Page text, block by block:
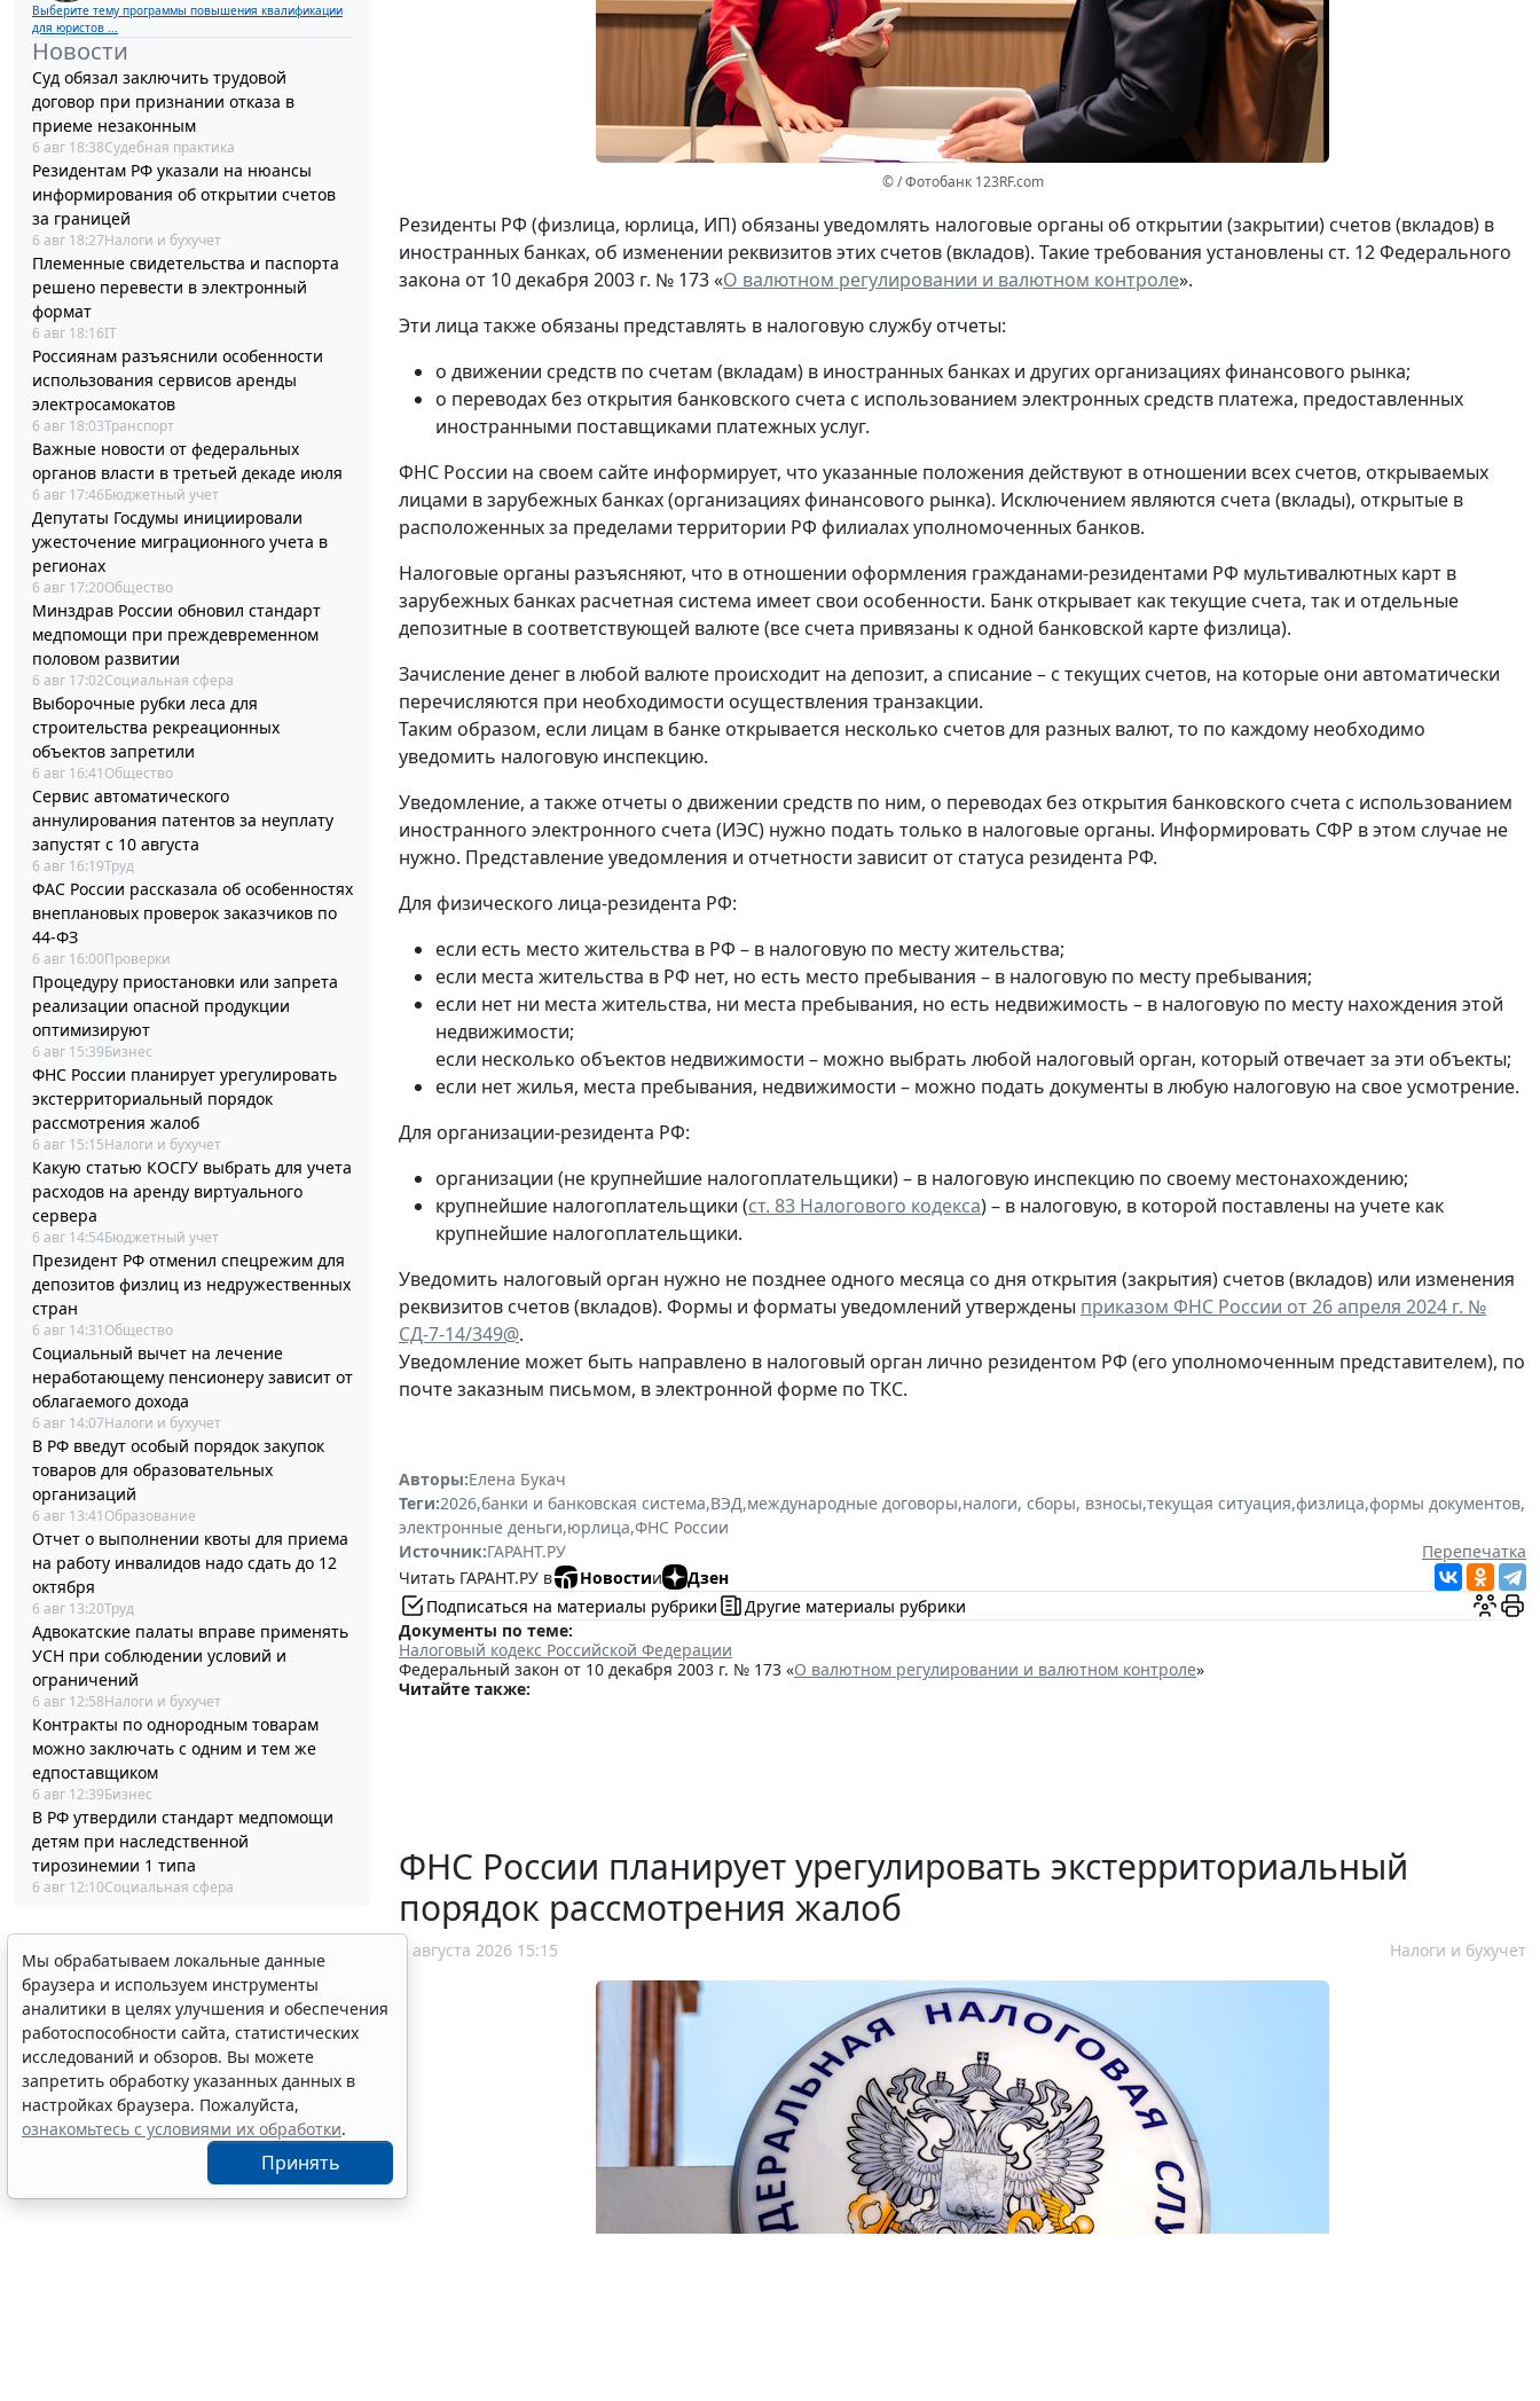
Выберите тему программы повышения квалификации
для юристов ...
Новости
Суд обязал заключить трудовой
договор при признании отказа в
приеме незаконным
6 авг 18:38Судебная практика
Резидентам РФ указали на нюансы
информирования об открытии счетов
за границей
6 авг 18:27Налоги и бухучет
Племенные свидетельства и паспорта
решено перевести в электронный
формат
6 авг 18:16IT
Россиянам разъяснили особенности
использования сервисов аренды
электросамокатов
6 авг 18:03Транспорт
Важные новости от федеральных
органов власти в третьей декаде июля
6 авг 17:46Бюджетный учет
Депутаты Госдумы инициировали
ужесточение миграционного учета в
регионах
6 авг 17:20Общество
Минздрав России обновил стандарт
медпомощи при преждевременном
половом развитии
6 авг 17:02Социальная сфера
Выборочные рубки леса для
строительства рекреационных
объектов запретили
6 авг 16:41 Общество
Сервис автоматического
аннулирования патентов за неуплату
запустят с 10 августа
6 авг 16:19Труд
ФАС России рассказала об особенностях
внеплановых проверок заказчиков по
44-ФЗ
6 авг 16:00Проверки
Процедуру приостановки или запрета
реализации опасной продукции
оптимизируют
6 авг 15:39Бизнес
ФНС России планирует урегулировать
экстерриториальный порядок
рассмотрения жалоб
6 авг 15:15Налоги и бухучет
Какую статью КОСГУ выбрать для учета
расходов на аренду виртуального
сервера
6 авг 14:54Бюджетный учет
Президент РФ отменил спецрежим для
депозитов физлиц из недружественных
стран
6 авг 14:31 Общество
Социальный вычет на лечение
неработающему пенсионеру зависит от
облагаемого дохода
6 авг 14:07Налоги и бухучет
В РФ введут особый порядок закупок
товаров для образовательных
организаций
6 авг 13:41 Образование
Отчет о выполнении квоты для приема
на работу инвалидов надо сдать до 12
октября
6 авг 13:20Труд
Адвокатские палаты вправе применять
УСН при соблюдении условий и
ограничений
6 авг 12:58Налоги и бухучет
Контракты по однородным товарам
можно заключать с одним и тем же
едпоставщиком
6 авг 12:39Бизнес
В РФ утвердили стандарт медпомощи
детям при наследственной
тирозинемии 1 типа
6 авг 12:10Социальная сфера
© / Фотобанк 123RF.com
Резиденты РФ (физлица, юрлица, ИП) обязаны уведомлять налоговые органы об открытии (закрытии) счетов (вкладов) в
иностранных банках, об изменении реквизитов этих счетов (вкладов). Такие требования установлены ст. 12 Федерального
закона от 10 декабря 2003 г. № 173 «О валютном регулировании и валютном контроле».
Эти лица также обязаны представлять в налоговую службу отчеты:
о движении средств по счетам (вкладам) в иностранных банках и других организациях финансового рынка;
о переводах без открытия банковского счета с использованием электронных средств платежа, предоставленных
иностранными поставщиками платежных услуг.
ФНС России на своем сайте информирует, что указанные положения действуют в отношении всех счетов, открываемых
лицами в зарубежных банках (организациях финансового рынка). Исключением являются счета (вклады), открытые в
расположенных за пределами территории РФ филиалах уполномоченных банков.
Налоговые органы разъясняют, что в отношении оформления гражданами-резидентами РФ мультивалютных карт в
зарубежных банках расчетная система имеет свои особенности. Банк открывает как текущие счета, так и отдельные
депозитные в соответствующей валюте (все счета привязаны к одной банковской карте физлица).
Зачисление денег в любой валюте происходит на депозит, а списание – с текущих счетов, на которые они автоматически
перечисляются при необходимости осуществления транзакции.
Таким образом, если лицам в банке открывается несколько счетов для разных валют, то по каждому необходимо
уведомить налоговую инспекцию.
Уведомление, а также отчеты о движении средств по ним, о переводах без открытия банковского счета с использованием
иностранного электронного счета (ИЭС) нужно подать только в налоговые органы. Информировать СФР в этом случае не
нужно. Представление уведомления и отчетности зависит от статуса резидента РФ.
Для физического лица-резидента РФ:
если есть место жительства в РФ – в налоговую по месту жительства;
если места жительства в РФ нет, но есть место пребывания – в налоговую по месту пребывания;
если нет ни места жительства, ни места пребывания, но есть недвижимость – в налоговую по месту нахождения этой
недвижимости;
если несколько объектов недвижимости – можно выбрать любой налоговый орган, который отвечает за эти объекты;
если нет жилья, места пребывания, недвижимости – можно подать документы в любую налоговую на свое усмотрение.
Для организации-резидента РФ:
организации (не крупнейшие налогоплательщики) – в налоговую инспекцию по своему местонахождению;
крупнейшие налогоплательщики (ст. 83 Налогового кодекса) – в налоговую, в которой поставлены на учете как
крупнейшие налогоплательщики.
Уведомить налоговый орган нужно не позднее одного месяца со дня открытия (закрытия) счетов (вкладов) или изменения
реквизитов счетов (вкладов). Формы и форматы уведомлений утверждены приказом ФНС России от 26 апреля 2024 г. №
СД-7-14/349@.
Уведомление может быть направлено в налоговый орган лично резидентом РФ (его уполномоченным представителем), по
почте заказным письмом, в электронной форме по ТКС.
Авторы:Елена Букач
Теги:2026,банки и банковская система,ВЭД,международные договоры,налоги, сборы, взносы,текущая ситуация,физлица,формы документов,
электронные деньги,юрлица,ФНС России
Источник:ГАРАНТ.РУ
Перепечатка
Читать ГАРАНТ.РУ в
Новостии
Дзен
Подписаться на материалы рубрики
Другие материалы рубрики
Документы по теме:
Налоговый кодекс Российской Федерации
Федеральный закон от 10 декабря 2003 г. № 173 «О валютном регулировании и валютном контроле»
Читайте также:
ФНС России планирует урегулировать экстерриториальный
порядок рассмотрения жалоб
6 августа 2026 15:15 Налоги и бухучет
Мы обрабатываем локальные данные
браузера и используем инструменты
аналитики в целях улучшения и обеспечения
работоспособности сайта, статистических
исследований и обзоров. Вы можете
запретить обработку указанных данных в
настройках браузера. Пожалуйста,
ознакомьтесь с условиями их обработки.
Принять